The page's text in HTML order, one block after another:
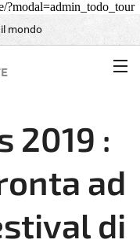
?modal=admin_todo_tour
mondo
2019 :
ad
di